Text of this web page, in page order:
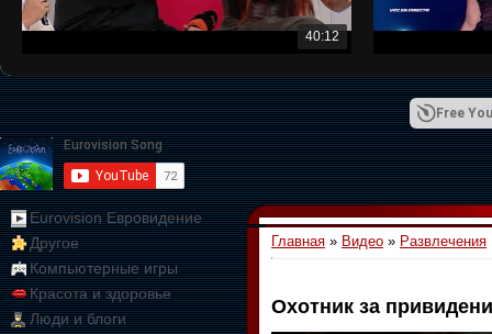
40:12
Free
Eurovision Евровидение
Другое
Компьютерные игры
Красота и здоровье
Люди и блоги
Главная » Видео » Развлечения
Охотник за